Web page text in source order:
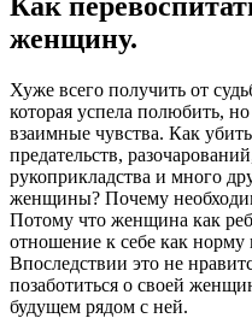
женщину.
Хуже всего получить от
которая успела полюбить,
взаимные чувства. Как
предательств,
рукоприкладства и много
женщины? Почему
Потому что женщина как
отношение к себе как норму
Впоследствии это не
позаботиться о своей
будущем рядом с ней.